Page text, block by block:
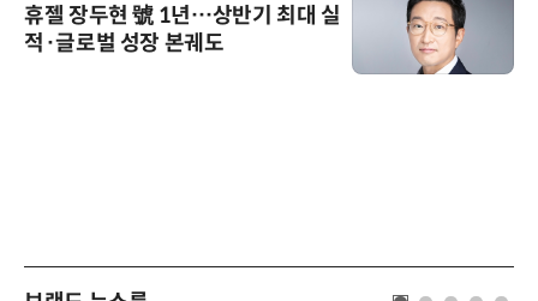
휴젤 장두현 號 1년…상반기 최대 실
적·글로벌 성장 본궤도